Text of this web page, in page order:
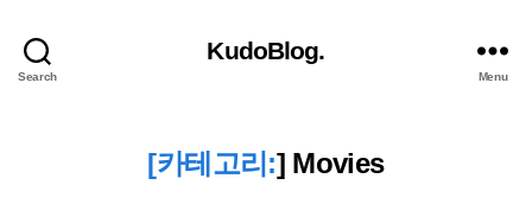
Search
KudoBlog.
Menu
[카테고리:] Movies